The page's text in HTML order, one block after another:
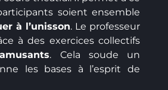
soient ensemble
à l’unisson. Le professeur
à des exercices collectifs
amusants. Cela soude un
les bases à l’esprit de